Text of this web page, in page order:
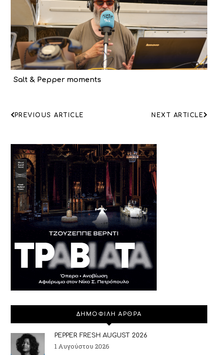
Salt & Pepper moments
ΠΛΟΗΓΗΣΗ
NEXT ARTICLE
PREVIOUS ARTICLE
ΔΗΜΟΦΙΛΗ ΑΡΘΡΑ
PEPPER FRESH AUGUST 2026
1 Αυγούστου 2026